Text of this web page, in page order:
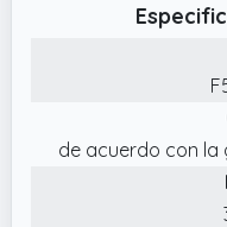
encuentra al
✔️ ¿Para quién?
de 14 años ·
para noches de
en equipo, en
✔️ Investigación
de acuerdo con